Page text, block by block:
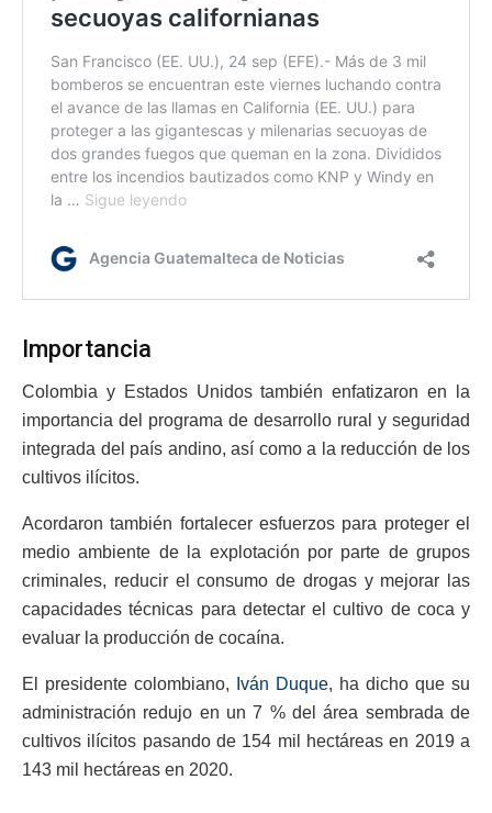
Importancia
Colombia y Estados Unidos también enfatizaron en la
importancia del programa de desarrollo rural y seguridad
integrada del país andino, así como a la reducción de los
cultivos ilícitos.
Acordaron también fortalecer esfuerzos para proteger el
medio ambiente de la explotación por parte de grupos
criminales, reducir el consumo de drogas y mejorar las
capacidades técnicas para detectar el cultivo de coca y
evaluar la producción de cocaína.
El presidente colombiano, Iván Duque, ha dicho que su
administración redujo en un 7 % del área sembrada de
cultivos ilícitos pasando de 154 mil hectáreas en 2019 a
143 mil hectáreas en 2020.